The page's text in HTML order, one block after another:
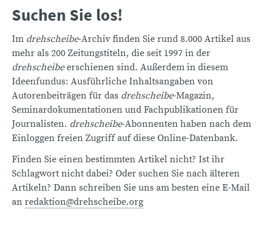
Suchen Sie los!
Im drehscheibe-Archiv finden Sie rund 8.000 Artikel aus
mehr als 200 Zeitungstiteln, die seit 1997 in der
drehscheibeerschienen sind. Außerdem in diesem
Ideenfundus: Ausführliche Inhaltsangaben von
Autorenbeiträgen für das drehscheibe-Magazin,
Seminardokumentationen und Fachpublikationen für
Journalisten. drehscheibe-Abonnenten haben nach dem
Einloggen freien Zugriff auf diese Online-Datenbank.
Finden Sie einen bestimmten Artikel nicht? Ist ihr
Schlagwort nicht dabei? Oder suchen Sie nach älteren
Artikeln? Dann schreiben Sie uns am besten eine E-Mail
an redaktion@drehscheibe.org